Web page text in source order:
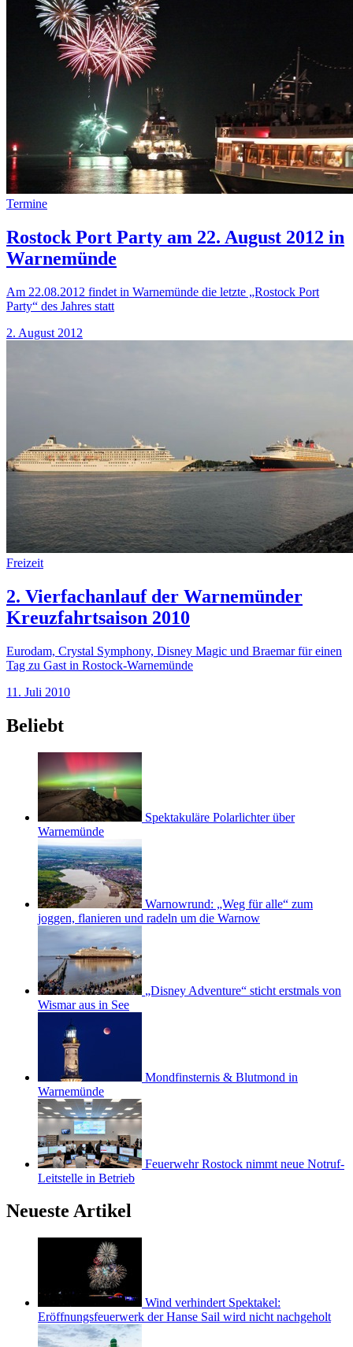
Termine
Rostock Port Party am 22. August 2012 in
Warnemünde
Am 22.08.2012 findet in Warnemünde die letzte „Rostock Port
Party“ des Jahres statt
2. August 2012
Freizeit
2. Vierfachanlauf der Warnemünder
Kreuzfahrtsaison 2010
Eurodam, Crystal Symphony, Disney Magic und Braemar für einen
Tag zu Gast in Rostock-Warnemünde
11. Juli 2010
Beliebt
Spektakuläre Polarlichter über
Warnemünde
Warnowrund: „Weg für alle“ zum
joggen, flanieren und radeln um die Warnow
„Disney Adventure“ sticht erstmals von
Wismar aus in See
Mondfinsternis & Blutmond in
Warnemünde
Feuerwehr Rostock nimmt neue Notruf-
Leitstelle in Betrieb
Neueste Artikel
Wind verhindert Spektakel:
Eröffnungsfeuerwerk der Hanse Sail wird nicht nachgeholt